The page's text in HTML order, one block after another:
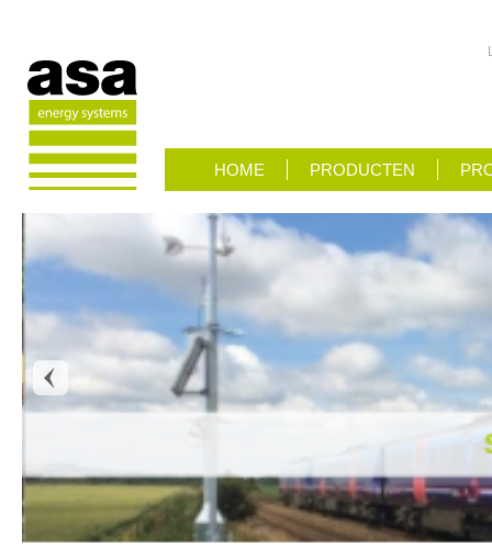
HOME PRODUCTEN